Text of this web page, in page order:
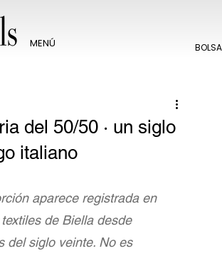
BOLSA
MENÚ
del 50/50 · un siglo
italiano
aparece registrada en
de Biella desde
del siglo veinte. No es